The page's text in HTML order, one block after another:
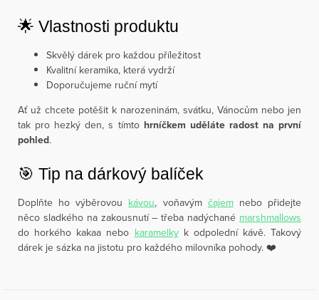
🌟 Vlastnosti produktu
Skvělý dárek pro každou příležitost
Kvalitní keramika, která vydrží
Doporučujeme ruční mytí
Ať už chcete potěšit k narozeninám, svátku, Vánocům nebo jen
tak pro hezký den, s tímtohrníčkem uděláte radost na první
pohled.
🎯 Tip na dárkový balíček
Doplňte ho výběrovou kávou, voňavým čajemnebo přidejte
něco sladkého na zakousnutí – třeba nadýchané marshmallows
do horkého kakaa nebo karamelkyk odpolední kávě. Takový
dárek je sázka na jistotu pro každého milovníka pohody. ❤️